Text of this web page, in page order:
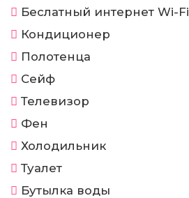
Беслатный интернет Wi-Fi
Кондиционер
Полотенца
Сейф
Телевизор
Фен
Холодильник
Туалет
Бутылка воды